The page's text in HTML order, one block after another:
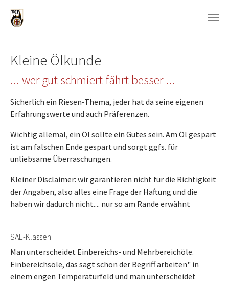
Kleine Ölkunde
... wer gut schmiert fährt besser ...
Sicherlich ein Riesen-Thema, jeder hat da seine eigenen
Erfahrungswerte und auch Präferenzen.
Wichtig allemal, ein Öl sollte ein Gutes sein. Am Öl gespart
ist am falschen Ende gespart und sorgt ggfs. für
unliebsame Überraschungen.
Kleiner Disclaimer: wir garantieren nicht für die Richtigkeit
der Angaben, also alles eine Frage der Haftung und die
haben wir dadurch nicht.... nur so am Rande erwähnt
SAE-Klassen
Man unterscheidet Einbereichs- und Mehrbereichöle.
Einbereichsöle, das sagt schon der Begriff arbeiten" in
einem engen Temperaturfeld und man unterscheidet